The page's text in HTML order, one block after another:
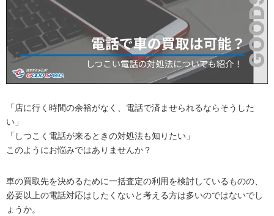
「店に行く時間の余裕がなく、電話で済ませられるならそうした
い」
「しつこく電話が来るときの対処法も知りたい」
このようにお悩みではありませんか？
車の買取先を決めるために一括査定の利用を検討しているものの、
必要以上の電話対応はしたくないと考える方は多いのではないでし
ょうか。